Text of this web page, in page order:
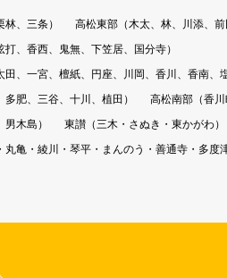
、三条）
高松東部（木太、林、川添、
、香西、鬼無、下笠居、国分寺）
、一宮、檀紙、円座、川岡、香川、香南、塩
肥、三谷、十川、植田）
高松南部（香川
木島）
東讃（三木・さぬき・東かがわ）
亀・綾川・琴平・まんのう・善通寺・多度津